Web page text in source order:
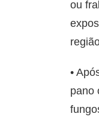
ou
•
pano